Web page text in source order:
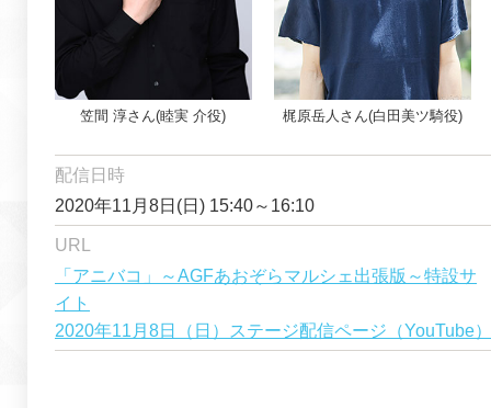
笠間 淳さん(睦実 介役) 梶原岳人 さん(白田美ツ騎役)
配信日時
2020年11月8日(日) 15:40～16:10
URL
「アニバコ」～AGFあおぞらマルシェ出張版～特設サ
イト
2020年11月8日（日）ステージ配信ページ（YouTube）